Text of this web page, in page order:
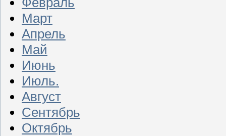
Март
Апрель
Май
Июнь
Июль.
Август
Сентябрь
Октябрь